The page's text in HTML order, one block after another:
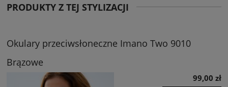
PRODUKTY Z TEJ STYLIZACJI
Okulary przeciwsłoneczne Imano Two 9010
Brązowe
99,00 zł